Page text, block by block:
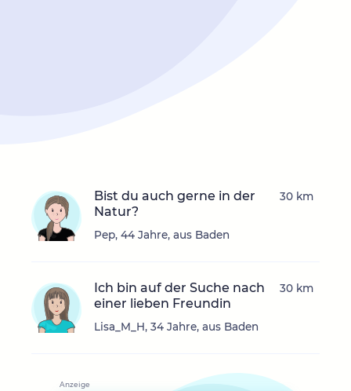
Bist du auch gerne in der
Natur?
Pep, 44 Jahre, aus Baden
30 km
Ich bin auf der Suche nach
einer lieben Freundin
Lisa_M_H, 34 Jahre, aus Baden
30 km